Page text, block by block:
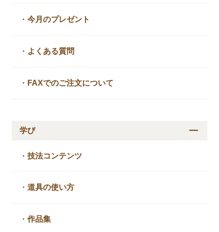
・今月のプレゼント
・ よくある質問
・ FAXでのご注文について
学び
・技法コンテンツ
・道具の使い方
・作品集